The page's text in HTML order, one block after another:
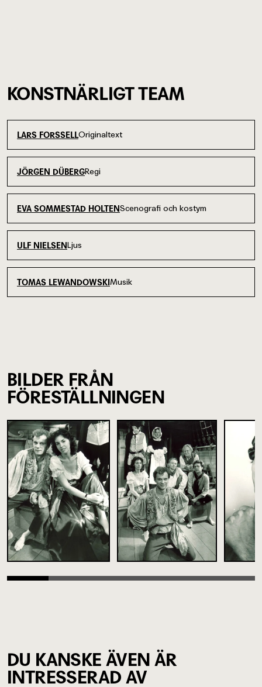
KONSTNÄRLIGT TEAM
LARS FORSSELLOriginaltext
JÖRGEN DÜBERGRegi
EVA SOMMESTAD HOLTENScenografi och kostym
ULF NIELSENLjus
TOMAS LEWANDOWSKI Musik
BILDER FRÅN
FÖRESTÄLLNINGEN
DU KANSKE ÄVEN ÄR
INTRESSERAD AV